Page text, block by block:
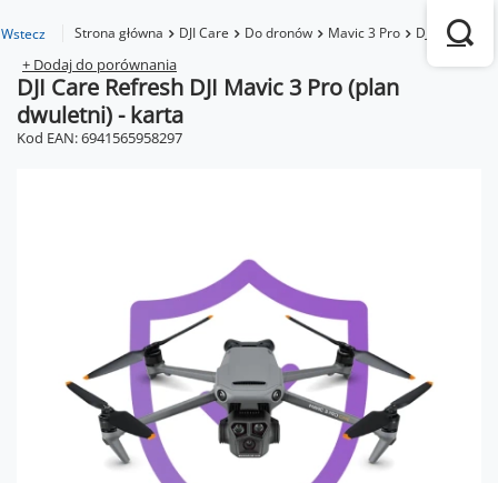
Wstecz Strona główna DJI Care Do dronów Mavic 3 Pro DJI Care
+ Dodaj do porównania
DJI Care Refresh DJI Mavic 3 Pro (plan
dwuletni) - karta
Kod EAN: 6941565958297